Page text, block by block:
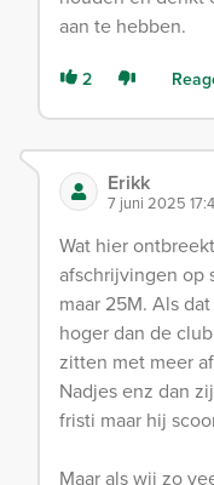
aan te hebben.
2
Erikk
7 juni 2025
Wat hier
afschrijvingen op
maar 25M. Als
hoger dan de
zitten met meer
Nadjes enz dan
fristi maar hij
Maar als wij zo